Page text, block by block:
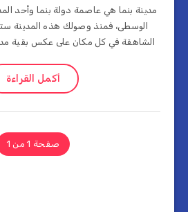
مدينة بنما هي عاصمة دولة بنما وأحد
الوسطى، فمنذ وصولك هذه المدينة
الشاهقة في كل مكان على عكس بقية
أكمل القراءة
صفحة 1 من 1